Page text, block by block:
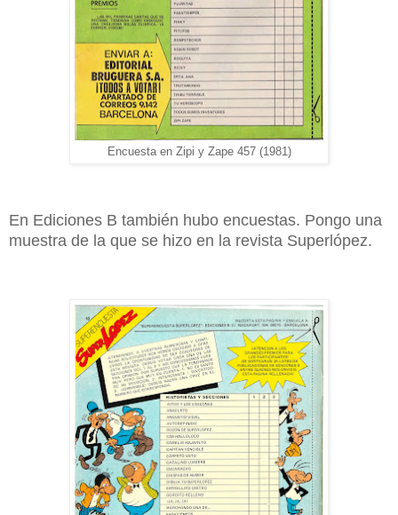
Encuesta en Zipi y Zape 457 (1981)
En Ediciones B también hubo encuestas. Pongo una
muestra de la que se hizo en la revista Superlópez.